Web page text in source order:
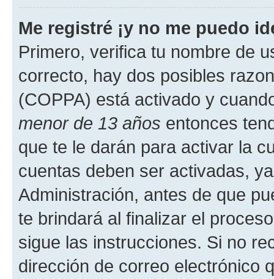
Me registré ¡y no me puedo
Primero, verifica tu nombre de
correcto, hay dos posibles
(COPPA) está activado y
menor de 13 años entonces
que te le darán para activar la
cuentas deben ser activadas,
Administración, antes de que
te brindará al finalizar el
sigue las instrucciones. Si no
dirección de correo electrónico